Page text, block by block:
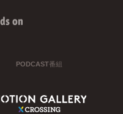
on
PODCAST番組